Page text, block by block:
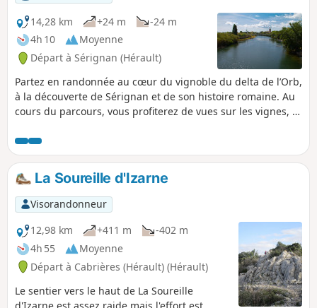
14,28 km
+24 m
-24 m
4h 10
Moyenne
Départ à Sérignan (Hérault)
Partez en randonnée au cœur du vignoble du delta de l’Orb,
à la découverte de Sérignan et de son histoire romaine. Au
cours du parcours, vous profiterez de vues sur les vignes, la
sa collégiale, ses maisons vigneronnes et son musée d’art
contemporain.
La Soureille d'Izarne
Visorandonneur
12,98 km
+411 m
-402 m
4h 55
Moyenne
Départ à Cabrières (Hérault) (Hérault)
Le sentier vers le haut de La Soureille